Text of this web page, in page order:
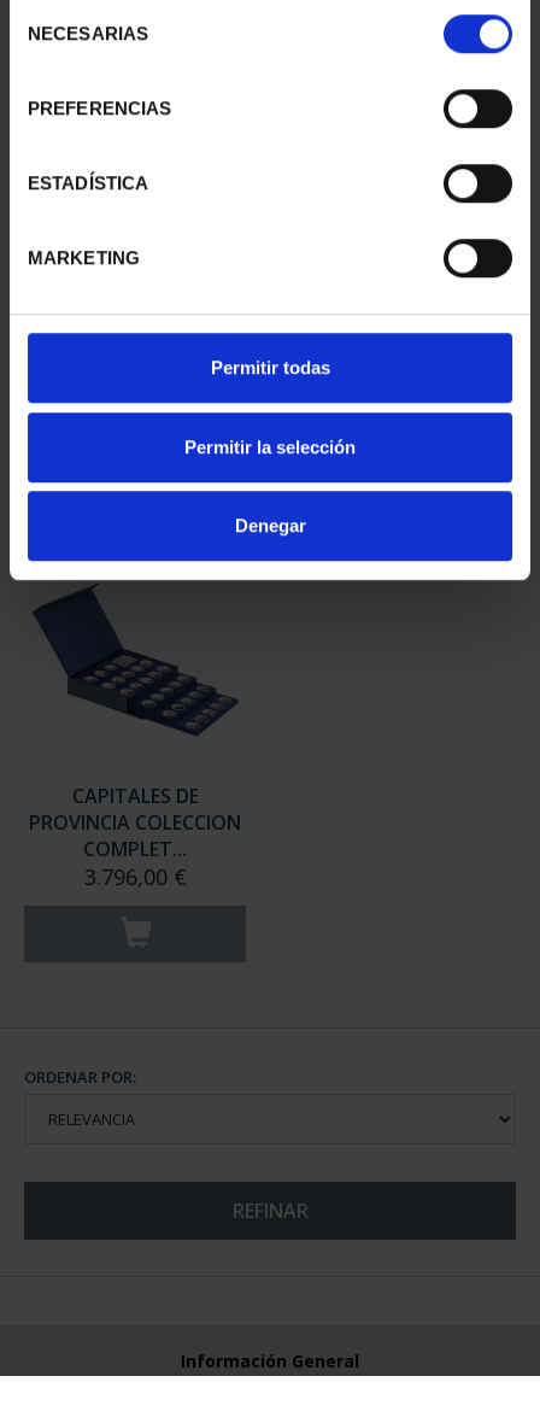
NECESARIAS
PREFERENCIAS
ESTADÍSTICA
MARKETING
Permitir todas
Permitir la selección
Denegar
Sólo para usuarios
registrados
Sólo para usuarios
registrados
PROVINCIA 3
registrados
PROVINCIA 4
registrados
CAPITALES DE
PROVINCIA COLECCION
COMPLET...
3.796,00 €
ORDENAR POR:
REFINAR
Información General